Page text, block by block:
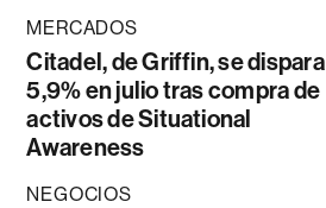
MERCADOS
Citadel, de Griffin, se dispara
5,9% en julio tras compra de
activos de Situational
Awareness
NEGOCIOS